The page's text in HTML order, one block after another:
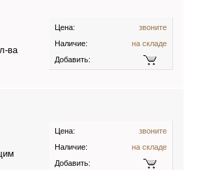
Цена:
звоните
Наличие:
на складе
Добавить:
ва
Цена:
звоните
Наличие:
на складе
Добавить: